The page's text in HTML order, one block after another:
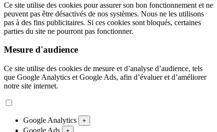
Ce site utilise des cookies pour assurer son bon fonctionnement et ne
peuvent pas être désactivés de nos systèmes. Nous ne les utilisons
pas à des fins publicitaires. Si ces cookies sont bloqués, certaines
parties du site ne pourront pas fonctionner.
Mesure d'audience
Ce site utilise des cookies de mesure et d’analyse d’audience, tels
que Google Analytics et Google Ads, afin d’évaluer et d’améliorer
notre site internet.
Google Analytics +